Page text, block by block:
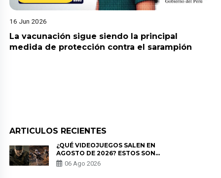
16 Jun 2026
La vacunación sigue siendo la principal
medida de protección contra el sarampión
ARTICULOS RECIENTES
¿QUÉ VIDEOJUEGOS SALEN EN
AGOSTO DE 2026? ESTOS SON
LOS ESTRENOS MÁS ESPERADOS
06 Ago 2026